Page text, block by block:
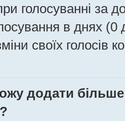
голосуванні
в днях (0
своїх голосів
додати більше